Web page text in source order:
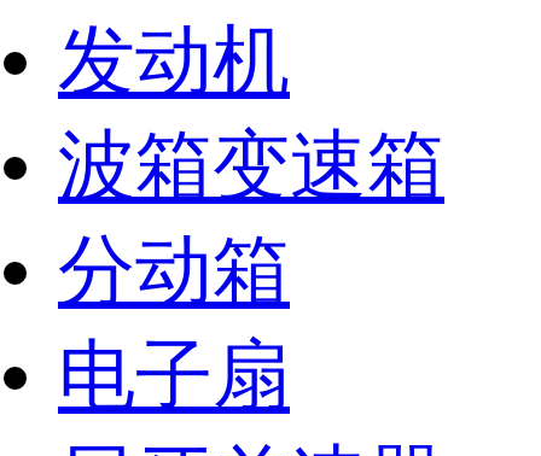
发动机
波箱变速箱
分动箱
电子扇